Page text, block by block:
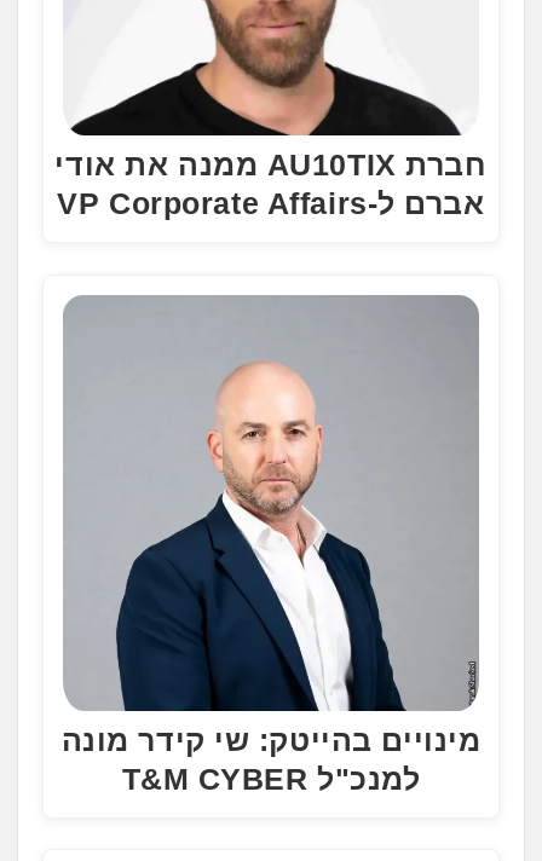
חברת AU10TIX ממנה את אודי
אברם ל-VP Corporate Affairs
מינויים בהייטק: שי קידר מונה
למנכ"ל T&M CYBER